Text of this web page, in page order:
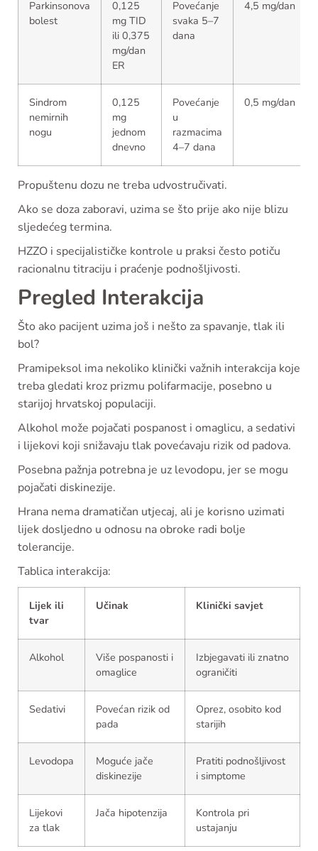
Parkinsonova
bolest
0,125
mg TID
ili 0,375
mg/dan
ER
Povećanje
svaka 5–7
dana
4,5 mg/dan
Sindrom
nemirnih
nogu
0,125
mg
jednom
dnevno
Povećanje
u
razmacima
4–7 dana
0,5 mg/dan
Propuštenu dozu ne treba udvostručivati.
Ako se doza zaboravi, uzima se što prije ako nije blizu
sljedećeg termina.
HZZO i specijalističke kontrole u praksi često potiču
racionalnu titraciju i praćenje podnošljivosti.
Pregled Interakcija
Što ako pacijent uzima još i nešto za spavanje, tlak ili
bol?
Pramipeksol ima nekoliko klinički važnih interakcija koje
treba gledati kroz prizmu polifarmacije, posebno u
starijoj hrvatskoj populaciji.
Alkohol može pojačati pospanost i omaglicu, a sedativi
i lijekovi koji snižavaju tlak povećavaju rizik od padova.
Posebna pažnja potrebna je uz levodopu, jer se mogu
pojačati diskinezije.
Hrana nema dramatičan utjecaj, ali je korisno uzimati
lijek dosljedno u odnosu na obroke radi bolje
tolerancije.
Tablica interakcija:
Lijek ili
tvar
Učinak Klinički savjet
Alkohol
Više pospanosti i
omaglice
Izbjegavati ili znatno
ograničiti
Sedativi
Povećan rizik od
pada
Oprez, osobito kod
starijih
Levodopa
Moguće jače
diskinezije
Pratiti podnošljivost
i simptome
Lijekovi
za tlak
Jača hipotenzija
Kontrola pri
ustajanju